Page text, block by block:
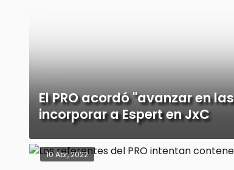
El PRO acordó "avanzar en
incorporar a Espert en JxC
10 Abr, 2022